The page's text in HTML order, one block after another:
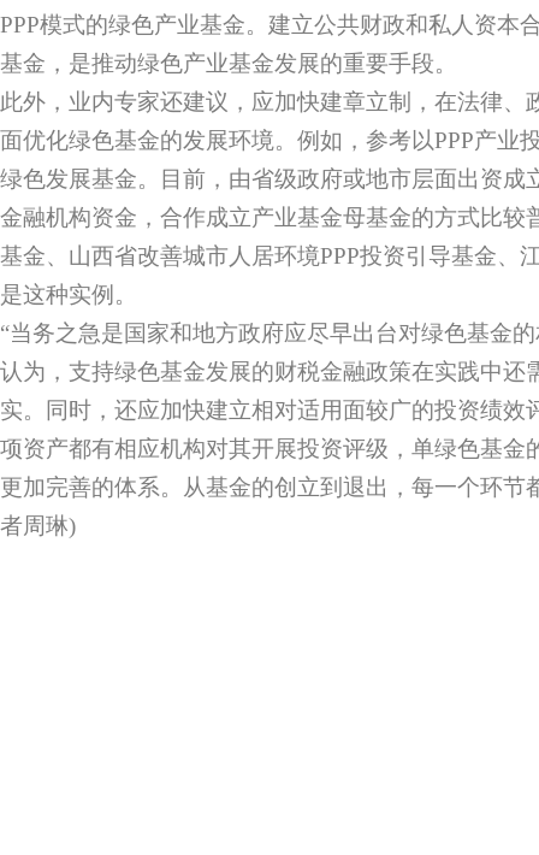
PPP模式的绿色产业基金。建立公共财政和私人资本
基金，是推动绿色产业基金发展的重要手段。
此外，业内专家还建议，应加快建章立制，在法律、
面优化绿色基金的发展环境。例如，参考以PPP产业
绿色发展基金。目前，由省级政府或地市层面出资成
金融机构资金，合作成立产业基金母基金的方式比较
基金、山西省改善城市人居环境PPP投资引导基金、
是这种实例。
“当务之急是国家和地方政府应尽早出台对绿色基金
认为，支持绿色基金发展的财税金融政策在实践中还
实。同时，还应加快建立相对适用面较广的投资绩效
项资产都有相应机构对其开展投资评级，单绿色基金
更加完善的体系。从基金的创立到退出，每一个环节
者周琳)